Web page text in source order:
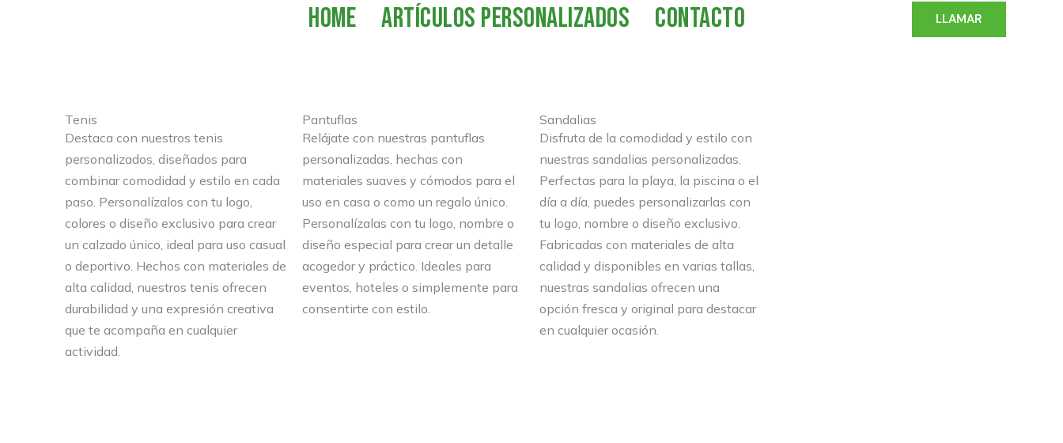
HOME ARTÍCULOS PERSONALIZADOS CONTACTO LLAMAR
Tenis
Destaca con nuestros tenis
personalizados, diseñados para
combinar comodidad y estilo en cada
paso. Personalízalos con tu logo,
colores o diseño exclusivo para crear
un calzado único, ideal para uso casual
o deportivo. Hechos con materiales de
alta calidad, nuestros tenis ofrecen
durabilidad y una expresión creativa
que te acompaña en cualquier
actividad.
Pantuflas
Relájate con nuestras pantuflas
personalizadas, hechas con
materiales suaves y cómodos para el
uso en casa o como un regalo único.
Personalízalas con tu logo, nombre o
diseño especial para crear un detalle
acogedor y práctico. Ideales para
eventos, hoteles o simplemente para
consentirte con estilo.
Sandalias
Disfruta de la comodidad y estilo con
nuestras sandalias personalizadas.
Perfectas para la playa, la piscina o el
día a día, puedes personalizarlas con
tu logo, nombre o diseño exclusivo.
Fabricadas con materiales de alta
calidad y disponibles en varias tallas,
nuestras sandalias ofrecen una
opción fresca y original para destacar
en cualquier ocasión.